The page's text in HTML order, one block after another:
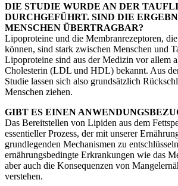
DIE STUDIE WURDE AN DER
DURCHGEFÜHRT. SIND DIE
MENSCHEN ÜBERTRAGBAR?
Lipoproteine und die Membranrezeptoren,
können, sind stark zwischen Menschen und
Lipoproteine sind aus der Medizin vor allem
Cholesterin (LDL und HDL) bekannt. Aus
Studie lassen sich also grundsätzlich
Menschen ziehen.
GIBT ES EINEN
Das Bereitstellen von Lipiden aus dem
essentieller Prozess, der mit unserer
grundlegenden Mechanismen zu
ernährungsbedingte Erkrankungen wie das
aber auch die Konsequenzen von
verstehen.